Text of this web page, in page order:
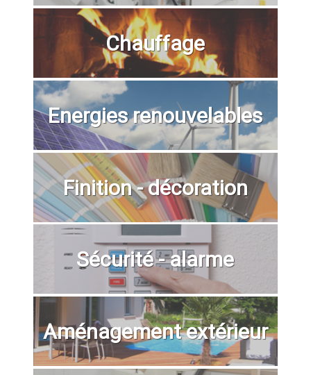
Chauffage
Energies renouvelables
Finition - décoration
Sécurité - alarme
Aménagement extérieur